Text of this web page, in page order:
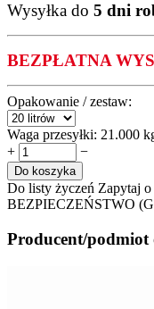
Wysyłka do 5 dni
BEZPŁATNA
Opakowanie / zestaw:
Waga przesyłki: 21.000
+
−
Do koszyka
Do listy życzeń Zapytaj
BEZPIECZEŃSTWO
Producent/